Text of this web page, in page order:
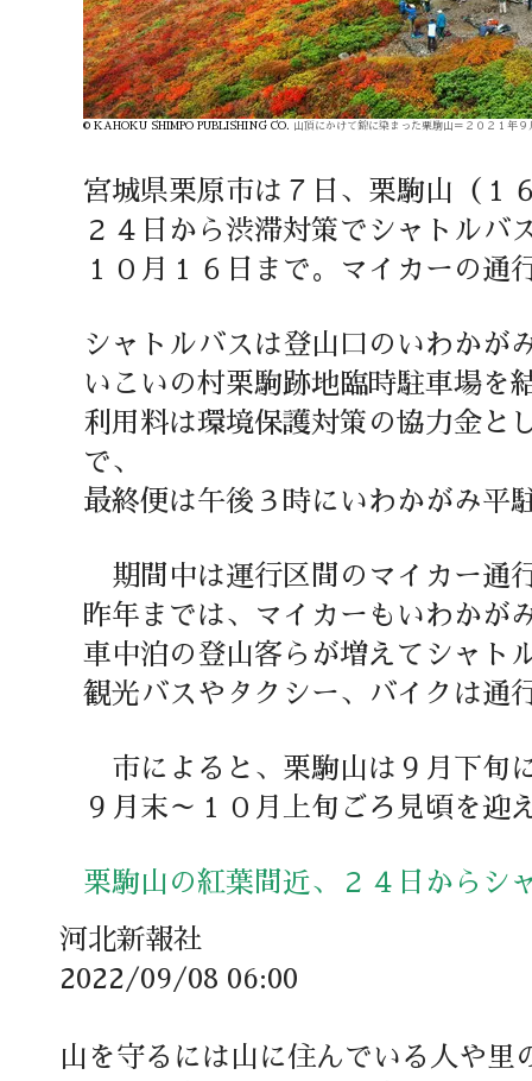
© KAHOKU SHIMPO PUBLISHING CO. 山頂にかけて錦に染まった栗駒山＝２０２１年９
宮城県栗原市は７日、栗駒山（１
２４日から渋滞対策でシャトルバ
１０月１６日まで。マイカーの通
シャトルバスは登山口のいわかが
いこいの村栗駒跡地臨時駐車場を
利用料は環境保護対策の協力金と
で、
最終便は午後３時にいわかがみ平
期間中は運行区間のマイカー通
昨年までは、マイカーもいわかが
車中泊の登山客らが増えてシャト
観光バスやタクシー、バイクは通
市によると、栗駒山は９月下旬
９月末～１０月上旬ごろ見頃を迎
栗駒山の紅葉間近、２４日から
河北新報社
2022/09/08 06:00
山を守るには山に住んでいる人や里